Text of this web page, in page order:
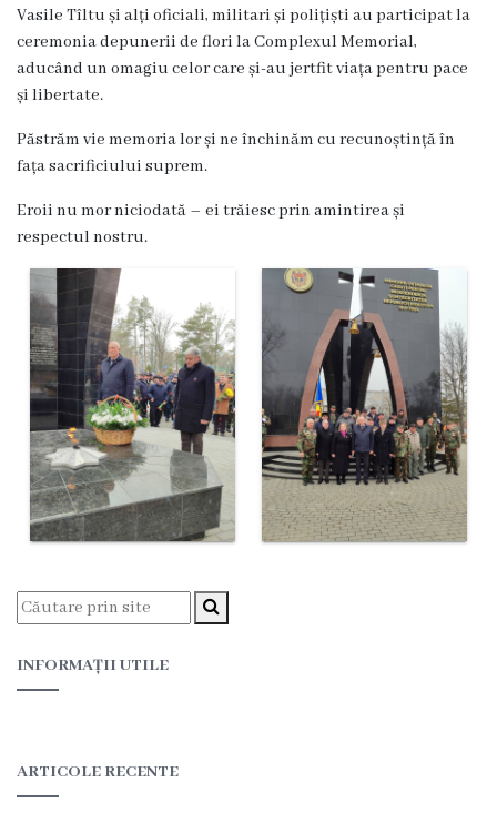
Rapoartele
primarului
Proiecte
investiționale
Proiecte
în
derulare
Proiecte
prioritare
spre
finanțare
Proiecte
finalizate
subordonate
vacante
Vasile Tîltu și alți oficiali, militari și polițiști au participat la
ceremonia depunerii de flori la Complexul Memorial,
aducând un omagiu celor care și-au jertfit viața pentru pace
și libertate.
Păstrăm vie memoria lor și ne închinăm cu recunoștință în
fața sacrificiului suprem.
Eroii nu mor niciodată – ei trăiesc prin amintirea și
respectul nostru.
INFORMAȚII UTILE
ARTICOLE RECENTE